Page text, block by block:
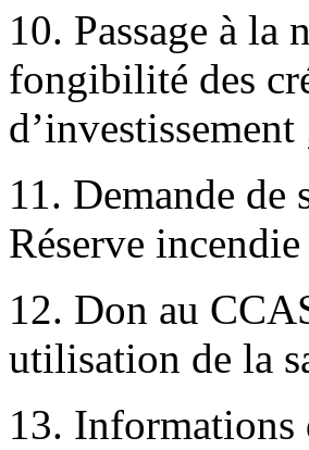
10. Passage à
fongibilité des
d’investissement
11. Demande
Réserve incendie
12. Don au
utilisation de la
13. Informations